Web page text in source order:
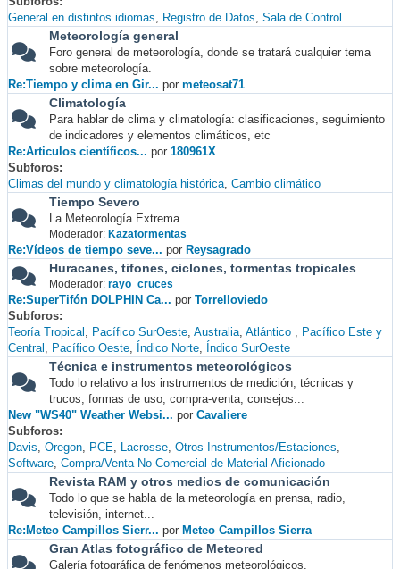
General en distintos idiomas
Registro de Datos Sala de Control
Meteorología general
Foro general de meteorología, donde se tratará cualquier tema
sobre meteorología.
Re:Tiempo y clima en Gir... por meteosat71
Climatología
Para hablar de clima y climatología: clasificaciones, seguimiento
de indicadores y elementos climáticos, etc
Re:Articulos científicos... por 180961X
Subforos
Climas del mundo y climatología histórica Cambio climático
Tiempo Severo
La Meteorología Extrema
Moderador: Kazatormentas
Re:Vídeos de tiempo seve... por Reysagrado
Huracanes, tifones, ciclones, tormentas tropicales
Moderador: rayo_cruces
Re:SuperTifón DOLPHIN Ca... por Torrelloviedo
Subforos
Teoría Tropical
Pacífico SurOeste Australia Atlántico
Pacífico Este y
Central
Pacífico Oeste Índico Norte Índico SurOeste
Técnica e instrumentos meteorológicos
Todo lo relativo a los instrumentos de medición, técnicas y
trucos, formas de uso, compra-venta, consejos...
New "WS40" Weather Websi... por Cavaliere
Subforos
Davis Oregon PCE Lacrosse Otros Instrumentos/Estaciones
Software Compra/Venta No Comercial de Material Aficionado
Revista RAM y otros medios de comunicación
Todo lo que se habla de la meteorología en prensa, radio,
televisión, internet...
Re:Meteo Campillos Sierr... por Meteo Campillos Sierra
Gran Atlas fotográfico de Meteored
Galería fotográfica de fenómenos meteorológicos.